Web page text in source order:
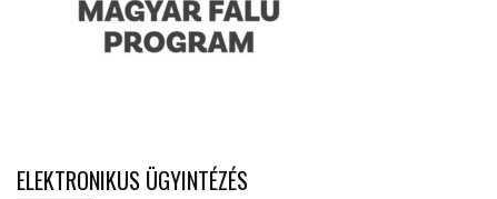
ELEKTRONIKUS ÜGYINTÉZÉS